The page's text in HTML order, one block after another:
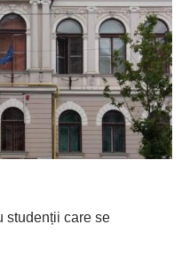
studenții care se